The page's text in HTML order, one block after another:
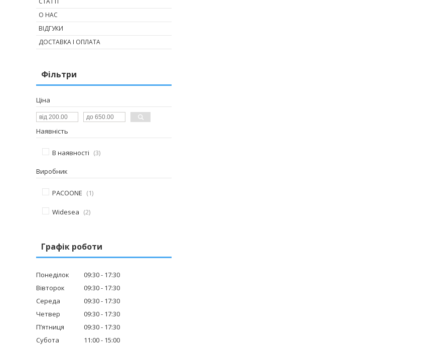
О НАС
ВІДГУКИ
ДОСТАВКА І ОПЛАТА
Фільтри
Ціна
Наявність
В наявності 3
Виробник
PACOONE 1
Widesea 2
Графік роботи
Понеділок 09:30
17:30
Вівторок
09:30
17:30
Середа
09:30
17:30
Четвер
09:30
17:30
Пʼятниця
09:30
17:30
Субота
11:00
15:00